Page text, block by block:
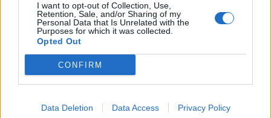
I want to opt-out of Collection, Use,
Retention, Sale, and/or Sharing of my
Personal Data that Is Unrelated with the
Purposes for which it was collected.
Opted Out
CONFIRM
Data Deletion Data Access Privacy Policy
Πελοπόννησος
Αθεόφοβοι έκλεψαν καμπάνες από
εκκλησία της Αχαΐας την παραμονή των
Χριστουγέννων
26 Δεκεμβρίου 2023 22:26